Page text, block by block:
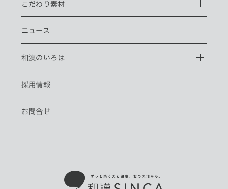
こだわり素材
ニュース
和漢のいろは
採用情報
お問合せ